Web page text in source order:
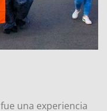
fue una experiencia